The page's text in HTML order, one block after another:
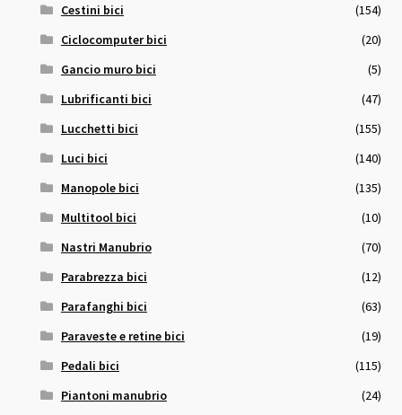
Cestini bici
(154)
Ciclocomputer bici
(20)
Gancio muro bici
(5)
Lubrificanti bici
(47)
Lucchetti bici
(155)
Luci bici
(140)
Manopole bici
(135)
Multitool bici
(10)
Nastri Manubrio
(70)
Parabrezza bici
(12)
Parafanghi bici
(63)
Paraveste e retine bici
(19)
Pedali bici
(115)
Piantoni manubrio
(24)